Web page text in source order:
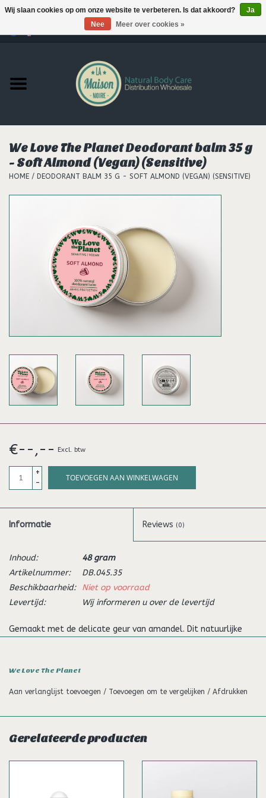
Producten
MERKEN
Support
We Love The Planet Deodorant balm 35 g
- Soft Almond (Vegan) (Sensitive)
HOME / DEODORANT BALM 35 G - SOFT ALMOND (VEGAN) (SENSITIVE)
€--,-- Excl. btw
+
-
TOEVOEGEN AAN WINKELWAGEN
Informatie Reviews (0)
Inhoud:
48 gram
Artikelnummer:
DB.045.35
Beschikbaarheid:
Niet op voorraad
Levertijd:
Wij informeren u over de levertijd
Gemaakt met de delicate geur van amandel. Dit natuurlijke
van onnodige toevoegingen zoals aluminiumzouten. Wel zo
Waarom in een blikje? Omdat blik in Nederland een
recyclingpercentage heeft van boven de 95%!
Triglyceride, Cetyl Esters, Brassica Campestris Seed Oil*,
We Love The Planet
Aan verlanglijst toevoegen / Toevoegen om te vergelijken / Afdrukken
Gerelateerde producten
Wij slaan cookies op om onze website te verbeteren. Is dat akkoord?
Ja
Nee
Meer over cookies »